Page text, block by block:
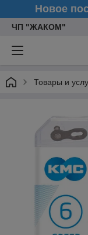
Новое
ЧП "ЖАКОМ"
Товары и